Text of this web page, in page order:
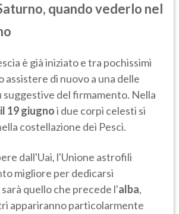
quando vederlo nel
è già iniziato e tra pochissimi
assistere di nuovo a una delle
suggestive del firmamento. Nella
19 giugnoi due corpi celesti si
costellazione dei Pesci.
dall'Uai, l'Unione astrofili
migliore per dedicarsi
quello che precede l'alba,
appariranno particolarmente